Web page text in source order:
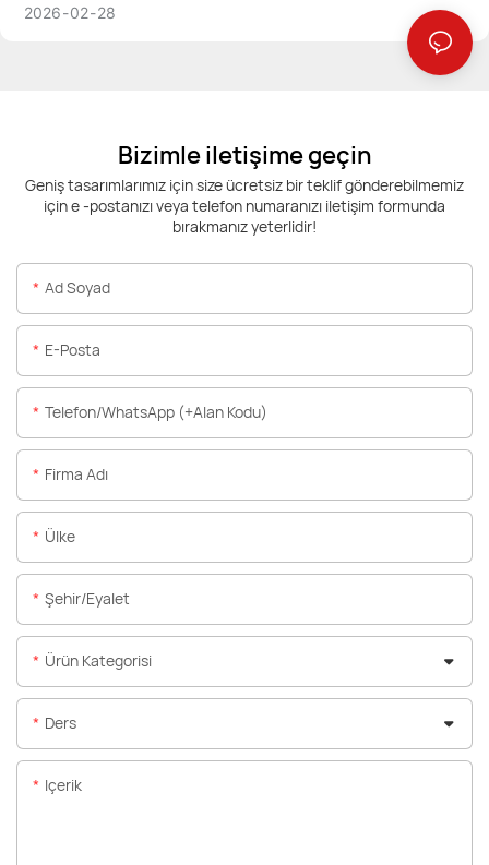
Fayda Sağlıyor?
2026 02 28
Bizimle iletişime geçin
Geniş tasarımlarımız için size ücretsiz bir teklif gönderebilmemiz
için e -postanızı veya telefon numaranızı iletişim formunda
bırakmanız yeterlidir!
Ad Soyad
E-Posta
Telefon/WhatsApp (+alan Kodu)
Firma Adı
Ülke
Şehir/eyalet
Ürün Kategorisi
Ders
Içerik